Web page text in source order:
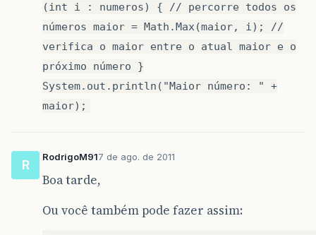
(int i : numeros) { // percorre todos os
números maior = Math.Max(maior, i); //
verifica o maior entre o atual maior e o
próximo número }
System.out.println("Maior número: " +
maior);
R
RodrigoM917 de ago. de 2011
Boa tarde,
Ou você também pode fazer assim: